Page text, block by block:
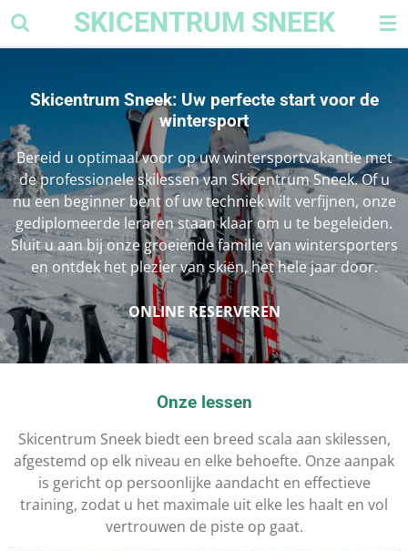
Ga
hoofdinhoud
SKICENTRUM SNEEK
Skicentrum Sneek: Uw perfecte start voor de
wintersport
Bereid u optimaal voor op uw wintersportvakantie met
de professionele skilessen van Skicentrum Sneek. Of u
nu een beginner bent of uw techniek wilt verfijnen, onze
gediplomeerde leraren staan klaar om u te begeleiden.
Sluit u aan bij onze groeiende familie van wintersporters
en ontdek het plezier van skiën, het hele jaar door.
ONLINE RESERVEREN
Onze lessen
Skicentrum Sneek biedt een breed scala aan skilessen,
afgestemd op elk niveau en elke behoefte. Onze aanpak
is gericht op persoonlijke aandacht en effectieve
training, zodat u het maximale uit elke les haalt en vol
vertrouwen de piste op gaat.